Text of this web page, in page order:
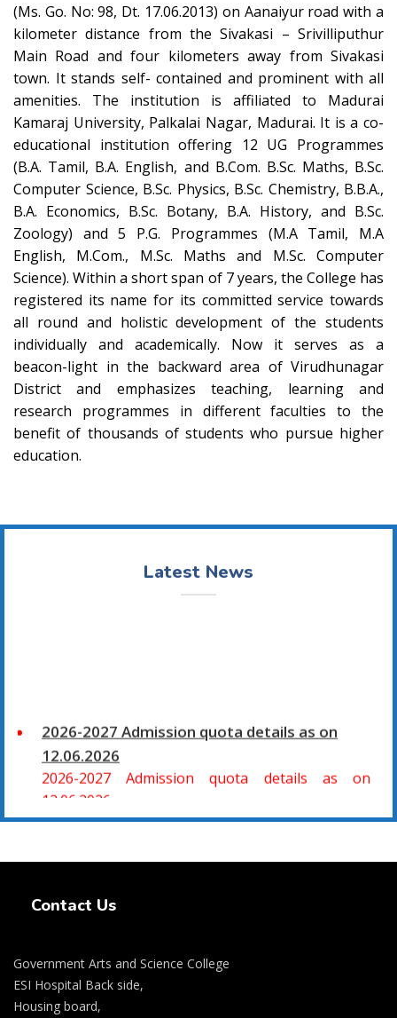
(Ms. Go. No: 98, Dt. 17.06.2013) on Aanaiyur road with a
kilometer distance from the Sivakasi – Srivilliputhur
Main Road and four kilometers away from Sivakasi
town. It stands self- contained and prominent with all
amenities. The institution is affiliated to Madurai
Kamaraj University, Palkalai Nagar, Madurai. It is a co-
educational institution offering 12 UG Programmes
(B.A. Tamil, B.A. English, and B.Com. B.Sc. Maths, B.Sc.
Computer Science, B.Sc. Physics, B.Sc. Chemistry, B.B.A.,
B.A. Economics, B.Sc. Botany, B.A. History, and B.Sc.
Zoology) and 5 P.G. Programmes (M.A Tamil, M.A
English, M.Com., M.Sc. Maths and M.Sc. Computer
Science). Within a short span of 7 years, the College has
registered its name for its committed service towards
all round and holistic development of the students
individually and academically. Now it serves as a
beacon-light in the backward area of Virudhunagar
District and emphasizes teaching, learning and
research programmes in different faculties to the
benefit of thousands of students who pursue higher
education.
Latest News
2026-2027 Admission quota details as on
12.06.2026
2026-2027 Admission quota details as on
12.06.2026
08.06.2026 அன்று B.Sc., கணிதம், B.Sc., கணினி
விலங்கியல் ஆகிய அறிவியல் பாடப்பிரிவுகளுக்கும்,
09.06.2026 அன்று B.Com., வணிகவியல், B.B.A.,
வணிக நிர்வாகவியல், B.A., பொருளியல், B.A., வரலாறு
Contact Us
Government Arts and Science College
ESI Hospital Back side,
Housing board,